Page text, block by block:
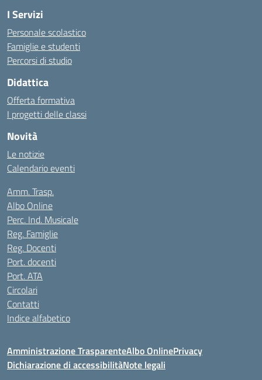
I Servizi
Personale scolastico
Famiglie e studenti
Percorsi di studio
Didattica
Offerta formativa
I progetti delle classi
Novità
Le notizie
Calendario eventi
Amm. Trasp.
Albo Online
Perc. Ind. Musicale
Reg. Famiglie
Reg. Docenti
Port. docenti
Port. ATA
Circolari
Contatti
Indice alfabetico
Amministrazione TrasparenteAlbo OnlinePrivacy
Dichiarazione di accessibilitàNote legali